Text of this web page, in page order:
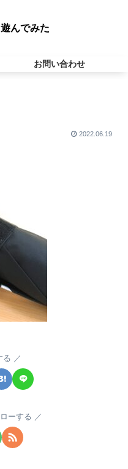
んでみた
お問い合わせ
2022.06.19
る
ーする